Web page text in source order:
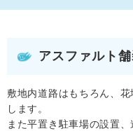
アスファルト
敷地内道路はもちろん、
します。
また平置き駐車場の設置